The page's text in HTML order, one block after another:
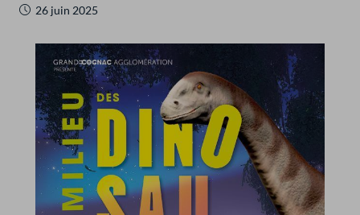
26 juin 2025